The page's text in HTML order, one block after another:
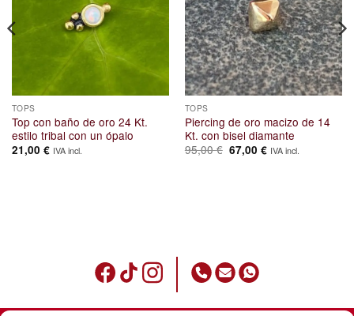
TOPS
Top con baño de oro 24 Kt.
estilo tribal con un ópalo
21,00 € IVA incl.
TOPS
Piercing de oro macizo de 14
Kt. con bisel diamante
95,00€ El
precio
67,00 €El
precio
IVA incl.